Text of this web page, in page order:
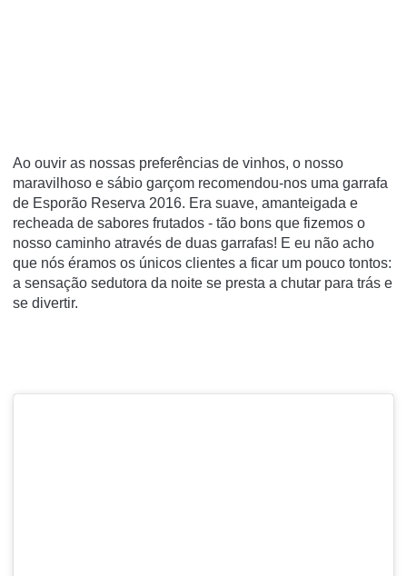
Ao ouvir as nossas preferências de vinhos, o nosso
maravilhoso e sábio garçom recomendou-nos uma garrafa
de Esporão Reserva 2016. Era suave, amanteigada e
recheada de sabores frutados - tão bons que fizemos o
nosso caminho através de duas garrafas! E eu não acho
que nós éramos os únicos clientes a ficar um pouco tontos:
a sensação sedutora da noite se presta a chutar para trás e
se divertir.